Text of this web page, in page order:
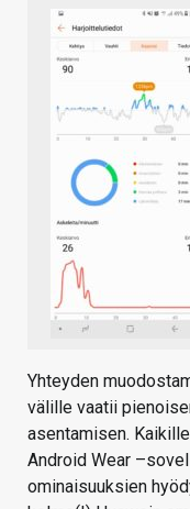
Yhteyden
välille vaatii
asentamisen.
Android Wear
ominaisuuksien